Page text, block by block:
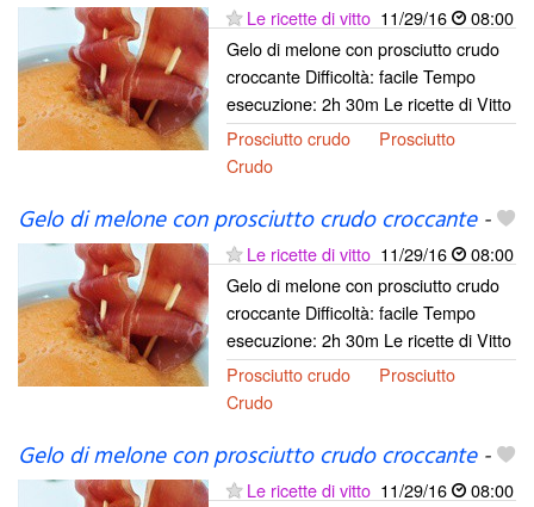
Le ricette di vitto 11/29/16
08:00
Gelo di melone con prosciutto crudo
croccante Difficoltà: facile Tempo
esecuzione: 2h 30m Le ricette di Vitto
Prosciutto crudo
Prosciutto
Crudo
Gelo di melone con prosciutto crudo croccante-
Le ricette di vitto 11/29/16
08:00
Gelo di melone con prosciutto crudo
croccante Difficoltà: facile Tempo
esecuzione: 2h 30m Le ricette di Vitto
Prosciutto crudo
Prosciutto
Crudo
Gelo di melone con prosciutto crudo croccante-
Le ricette di vitto 11/29/16
08:00